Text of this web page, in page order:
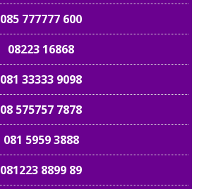
085 777777 600
08223 16868
081 33333 9098
08 575757 7878
081 5959 3888
081223 8899 89